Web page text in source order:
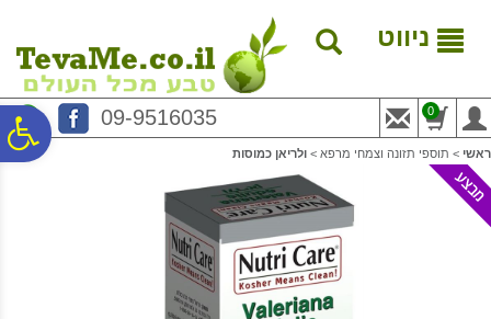
נגישות
המרכזי
ניווט
09-9516035 0
ראשי > תוספי תזונה וצמחי מרפא > ולריאן כמוסות